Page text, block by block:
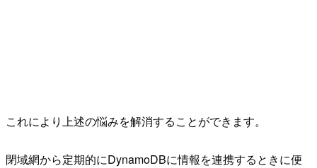
これにより上述の悩みを解消することができます。
閉域網から定期的にDynamoDBに情報を連携するときに便